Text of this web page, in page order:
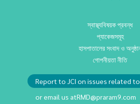
স্বাস্থ্যবিষয়ক প্রবন্ধ
প্যাকেজসমূহ
হাসপাতালের সংবাদ ও
গোপনীয়তা নীতি
Report to JCI on issues related
or email us atRMD@praram9.com